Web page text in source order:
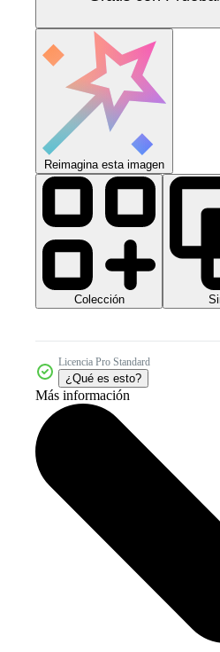
Reimagina esta imagen
Colección
Licencia Pro Standard
¿Qué es esto?
Más información